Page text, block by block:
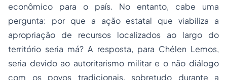
econômico para o país. No entanto, cabe uma
pergunta: por que a ação estatal queviabiliza a
apropriação de recursos localizados ao largo do
território seria má? A resposta, para Chélen Lemos,
seria devido ao autoritarismo militar e o não diálogo
com os povos tradicionais, sobretudo durante a